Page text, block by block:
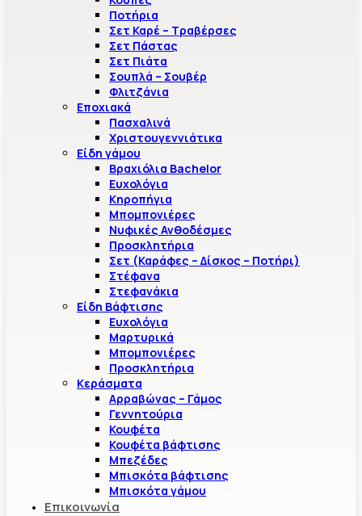
Ποτήρια
Σετ Καρέ – Τραβέρσες
Σετ Πάστας
Σετ Πιάτα
Σουπλά – Σουβέρ
Φλιτζάνια
Εποχιακά
Πασχαλινά
Χριστουγεννιάτικα
Είδη γάμου
Βραχιόλια Bachelor
Ευχολόγια
Κηροπήγια
Μπομπονιέρες
Νυφικές Ανθοδέσμες
Προσκλητήρια
Σετ (Καράφες – Δίσκος – Ποτήρι)
Στέφανα
Στεφανάκια
Είδη Βάφτισης
Ευχολόγια
Μαρτυρικά
Μπομπονιέρες
Προσκλητήρια
Κεράσματα
Αρραβώνας – Γάμος
Γεννητούρια
Κουφέτα
Κουφέτα βάφτισης
Μπεζέδες
Μπισκότα βάφτισης
Μπισκότα γάμου
Επικοινωνία